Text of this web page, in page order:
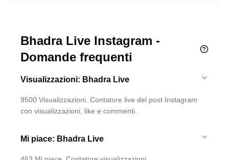
Bhadra Live Instagram -
Domande frequenti
Visualizzazioni: Bhadra Live
9500 Visualizzazioni. Contatore live del post Instagram
con visualizzazioni, like e commenti.
Mi piace: Bhadra Live